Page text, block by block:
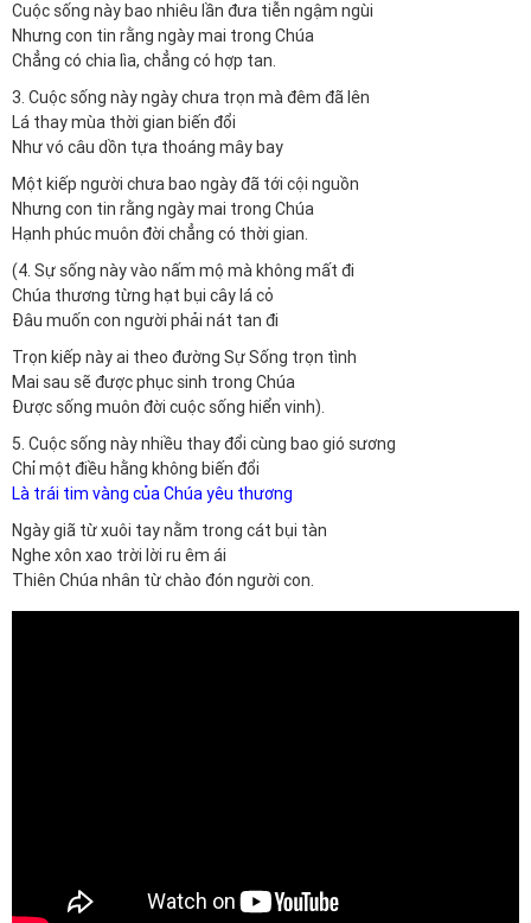
Cuộc sống này bao nhiêu lần đưa tiễn ngậm ngùi
Nhưng con tin rằng ngày mai trong Chúa
Chẳng có chia lìa, chẳng có hợp tan.
3. Cuộc sống này ngày chưa trọn mà đêm đã lên
Lá thay mùa thời gian biến đổi
Như vó câu dồn tựa thoáng mây bay
Một kiếp người chưa bao ngày đã tới cội nguồn
Nhưng con tin rằng ngày mai trong Chúa
Hạnh phúc muôn đời chẳng có thời gian.
(4. Sự sống này vào nấm mộ mà không mất đi
Chúa thương từng hạt bụi cây lá cỏ
Đâu muốn con người phải nát tan đi
Trọn kiếp này ai theo đường Sự Sống trọn tình
Mai sau sẽ được phục sinh trong Chúa
Được sống muôn đời cuộc sống hiển vinh).
5. Cuộc sống này nhiều thay đổi cùng bao gió sương
Chỉ một điều hằng không biến đổi
Là trái tim vàng của Chúa yêu thương
Ngày giã từ xuôi tay nằm trong cát bụi tàn
Nghe xôn xao trời lời ru êm ái
Thiên Chúa nhân từ chào đón người con.